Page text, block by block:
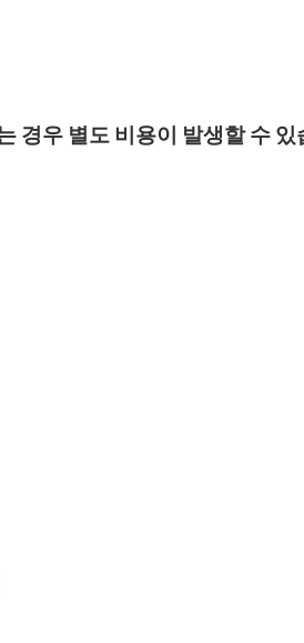
경우 별도 비용이 발생할 수 있